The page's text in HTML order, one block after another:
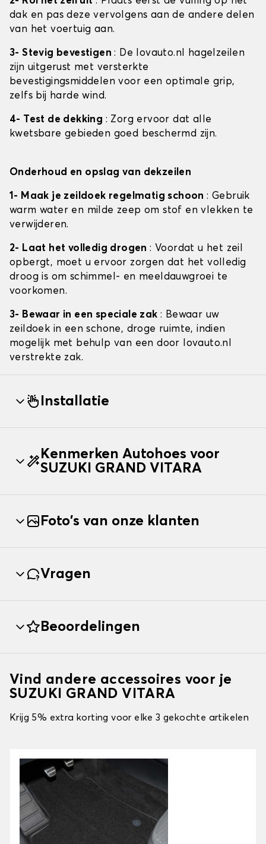
dak en pas deze vervolgens aan de andere delen
van het voertuig aan.
3- Stevig bevestigen: De lovauto.nl hagelzeilen
zijn uitgerust met versterkte
bevestigingsmiddelen voor een optimale grip,
zelfs bij harde wind.
4- Test de dekking : Zorg ervoor dat alle
kwetsbare gebieden goed beschermd zijn.
Onderhoud en opslag van dekzeilen
1- Maak je zeildoek regelmatig schoon: Gebruik
warm water en milde zeep om stof en vlekken te
verwijderen.
2- Laat het volledig drogen: Voordat u het zeil
opbergt, moet u ervoor zorgen dat het volledig
droog is om schimmel- en meeldauwgroei te
voorkomen.
3- Bewaar in een speciale zak : Bewaar uw
zeildoek in een schone, droge ruimte, indien
mogelijk met behulp van een door lovauto.nl
verstrekte zak.
Installatie
Kenmerken Autohoes voor
SUZUKI GRAND VITARA
Foto's van onze klanten
Vragen
Beoordelingen
Vind andere accessoires voor je
SUZUKI GRAND VITARA
Krijg 5% extra korting voor elke 3 gekochte artikelen